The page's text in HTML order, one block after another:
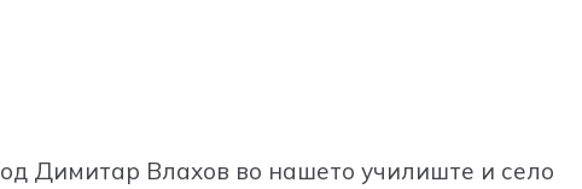
Димитар Влахов во нашето училиште и село